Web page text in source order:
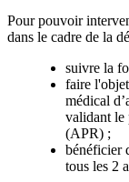
Pour pouvoir
dans le cadre de la
suivre la
faire
médical
validant le
(APR) ;
bénéficier
tous les 2